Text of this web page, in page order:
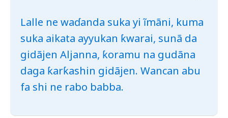
Lalle ne waɗanda suka yi ĩmãni, kuma
suka aikata ayyukan ƙwarai, sunã da
gidãjen Aljanna, ƙoramu na gudãna
daga ƙarƙashin gidãjen. Wancan abu
fa shi ne rabo babba.